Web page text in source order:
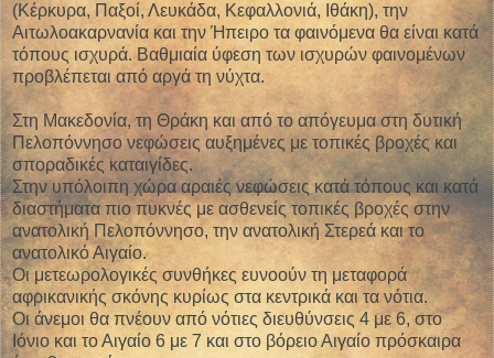
(Κέρκυρα, Παξοί, Λευκάδα, Κεφαλλονιά, Ιθάκη), την
Αιτωλοακαρνανία και την Ήπειρο τα φαινόμενα θα είναι κατά
τόπους ισχυρά. Βαθμιαία ύφεση των ισχυρών φαινομένων
προβλέπεται από αργά τη νύχτα.
Στη Μακεδονία, τη Θράκη και από το απόγευμα στη δυτική
Πελοπόννησο νεφώσεις αυξημένες με τοπικές βροχές και
σποραδικές καταιγίδες.
Στην υπόλοιπη χώρα αραιές νεφώσεις κατά τόπους και κατά
διαστήματα πιο πυκνές με ασθενείς τοπικές βροχές στην
ανατολική Πελοπόννησο, την ανατολική Στερεά και το
ανατολικό Αιγαίο.
Οι μετεωρολογικές συνθήκες ευνοούν τη μεταφορά
αφρικανικής σκόνης κυρίως στα κεντρικά και τα νότια.
Οι άνεμοι θα πνέουν από νότιες διευθύνσεις 4 με 6, στο
Ιόνιο και το Αιγαίο 6 με 7 και στο βόρειο Αιγαίο πρόσκαιρα